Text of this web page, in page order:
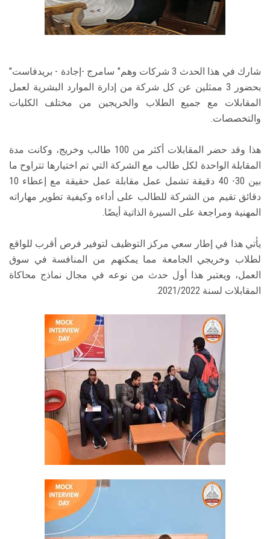
شارك في هذا الحدث 3 شركات وهم" سامرج -إجادة - بريدفاست"
بحضور 3 ممثلين عن كل شركة من إدارة الموارد البشرية لعمل
المقابلات مع جميع الطلاب والخريجين من مختلف الكليات
والتخصصات.
هذا وقد حضر المقابلات أكثر من 100 طالب وخريج، وكانت مدة
المقابلة الواحدة لكل طالب مع الشركة التي تم اختيارها تتراوح ما
بين 30- 40 دقيقة تشمل عمل مقابلة عمل حقيقة مع إعطاء 10
دقائق تقيم من الشركة للطالب على أداءه وكيفية تطوير مهاراته
المهنية ومراجعة على السيرة الذاتية أيضًا.
يأتي هذا في إطار سعي مركز التوظيف لتوفير فرص أقرب للواقع
لطلاب وخريجي الجامعة مما يمكنهم من المنافسة في سوق
العمل، ويعتبر هذا أول حدث من نوعه في مجال نماذج محاكاة
المقابلات لسنة 2021/2022.